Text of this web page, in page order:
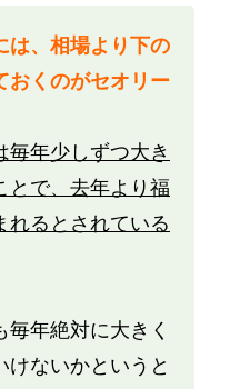
は、相場より下の
おくのがセオリー
毎年少しずつ大き
とで、去年より福
れるとされている
年絶対に大きく
けないかというと